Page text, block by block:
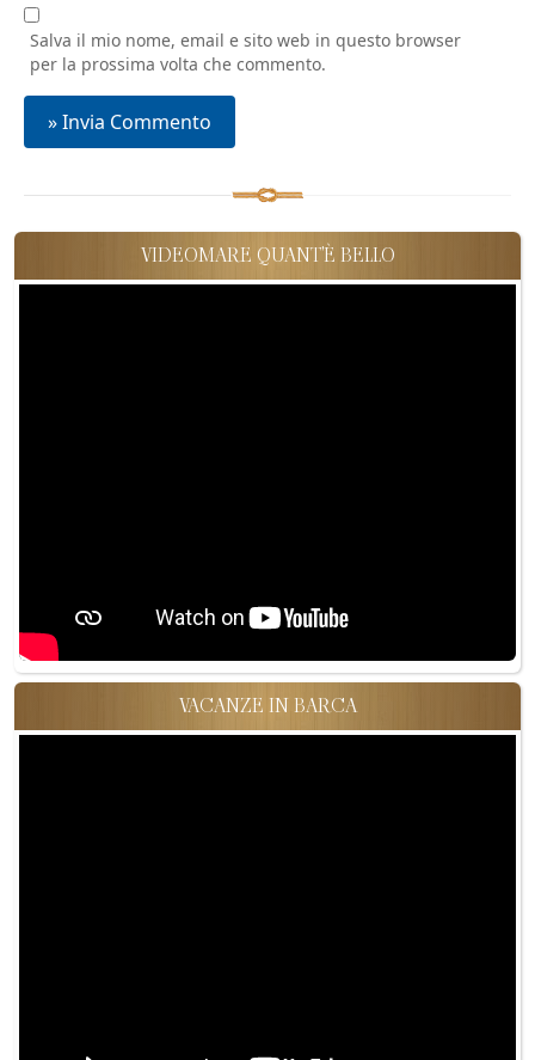
Salva il mio nome, email e sito web in questo browser
per la prossima volta che commento.
VIDEOMARE QUANT'È BELLO
VACANZE IN BARCA